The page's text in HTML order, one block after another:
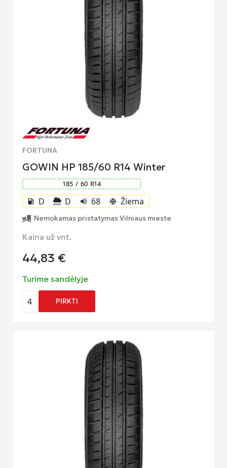
FORTUNA
GOWIN HP 185/60 R14 Winter
185 / 60 R14
local_gas_station D D volume_up 68 ac_unit Žiema
Nemokamas pristatymas Vilniaus mieste
Kaina už vnt.
44,83 €
Turime sandėlyje
4 PIRKTI